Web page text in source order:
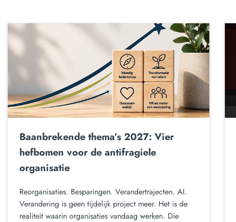
Baanbrekende thema’s 2027: Vier
hefbomen voor de antifragiele
organisatie
Reorganisaties. Besparingen. Verandertrajecten. AI.
Verandering is geen tijdelijk project meer. Het is de
realiteit waarin organisaties vandaag werken. Die